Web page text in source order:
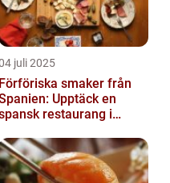
juli 2025
Förföriska smaker från
Upptäck en
restaurang i